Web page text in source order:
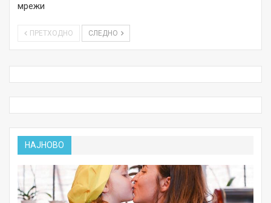
мрежи
ПРЕТХОДНО СЛЕДНО
НАЈНОВО